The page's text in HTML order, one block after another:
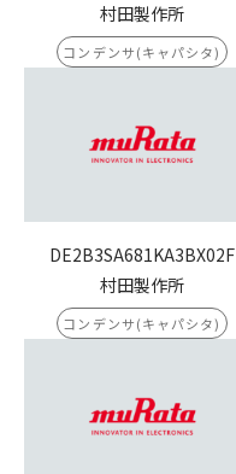
村田製作所
コンデンサ(キャパシタ)
DE2B3SA681KA3BX02F
村田製作所
コンデンサ(キャパシタ)